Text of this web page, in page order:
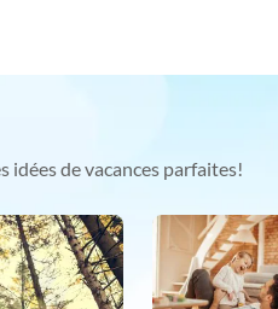
idées de vacances parfaites!